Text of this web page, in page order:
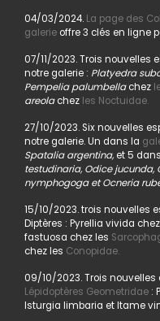
04/03/2024. La page des
galerieoffre 3 clés en ligne
07/11/2023. Trois nouvelles
notre galerie : Platyedra
Pempelia palumbellachez
areolachez les Noctuidae.
27/10/2023. Six nouvelles
notre galerie. Un dans la
Spatalia argentina, et 5 dans
testudinaria, Odice jucunda,
nymphogoga et Ocneria
15/10/2023. trois nouvelles
Diptères : Pyrellia vivida
fastuosa chez les
chez les Conopidae.
09/10/2023. Trois
Lépidoptères Geometridae:
Isturgia limbaria et Itame